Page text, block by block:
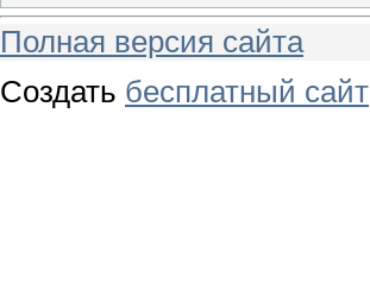
Полная версия сайта
Создать бесплатный сайт